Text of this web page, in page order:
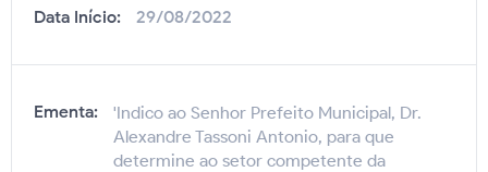
Data Início: 29/08/2022
Ementa:
'Indico ao Senhor Prefeito Municipal, Dr.
Alexandre Tassoni Antonio, para que
determine ao setor competente da